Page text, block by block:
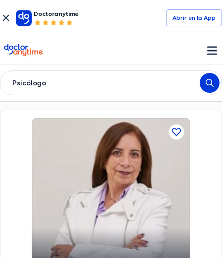
Doctoranytime
Abrir en la App
doctoranytime
Psicólogo